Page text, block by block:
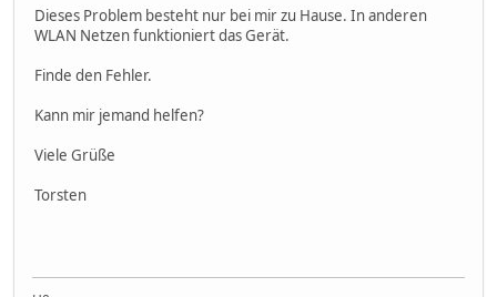
Dieses Problem besteht nur bei mir zu Hause. In anderen
WLAN Netzen funktioniert das Gerät.
Finde den Fehler.
Kann mir jemand helfen?
Viele Grüße
Torsten